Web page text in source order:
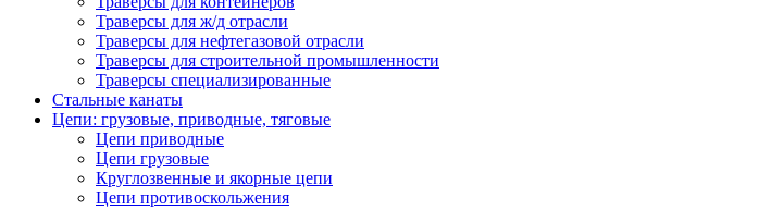
Траверсы для ж/д отрасли
Траверсы для нефтегазовой отрасли
Траверсы для строительной промышленности
Траверсы специализированные
Стальные канаты
Цепи: грузовые, приводные, тяговые
Цепи приводные
Цепи грузовые
Круглозвенные и якорные цепи
Цепи противоскольжения